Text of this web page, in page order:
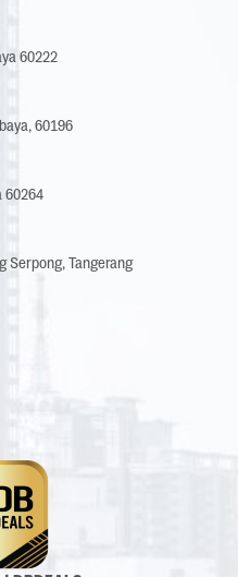
60222
60196
60264
Serpong, Tangerang